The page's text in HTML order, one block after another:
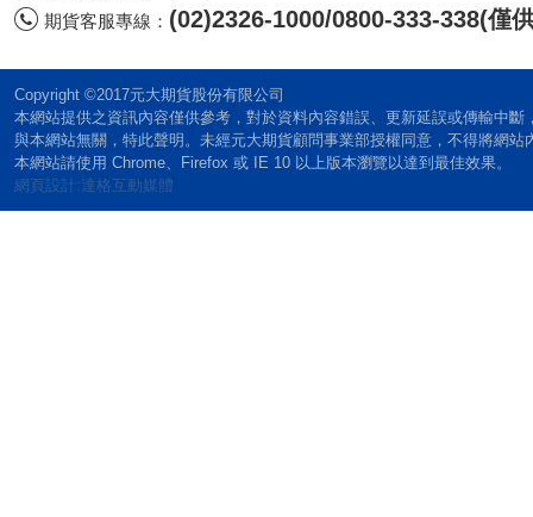
期貨客服專線： (02)2326-1000/0800-333-338(僅
Copyright ©2017元大期貨股份有限公司
本網站提供之資訊內容僅供參考，對於資料內容錯誤、更新延誤或傳輸中
與本網站無關，特此聲明。未經元大期貨顧問事業部授權同意，不得將網站
本網站請使用 Chrome、Firefox 或 IE 10 以上版本瀏覽以達到最佳效果。
網頁設計:達格互動媒體